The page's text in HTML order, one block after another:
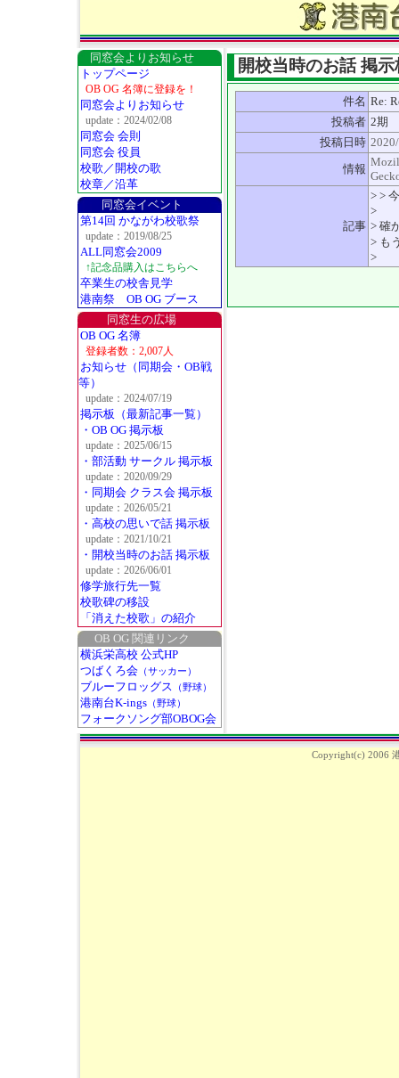
同窓会よりお知らせ
トップページ
OB OG 名簿に登録を！
同窓会よりお知らせ
update：2024/02/08
同窓会 会則
同窓会 役員
校歌／開校の歌
校章／沿革
同窓会イベント
第14回 かながわ校歌祭
update：2019/08/25
ALL同窓会2009
↑記念品購入はこちらへ
卒業生の校舎見学
港南祭 OB OG ブース
同窓生の広場
OB OG 名簿
登録者数：2,007人
お知らせ（同期会・OB戦
等）
update：2024/07/19
掲示板（最新記事一覧）
・OB OG 掲示板
update：2025/06/15
・部活動 サークル 掲示板
update：2020/09/29
・同期会 クラス会 掲示板
update：2026/05/21
・高校の思いで話 掲示板
update：2021/10/21
・開校当時のお話 掲示板
update：2026/06/01
修学旅行先一覧
校歌碑の移設
「消えた校歌」の紹介
OB OG 関連リンク
横浜栄高校 公式HP
つばくろ会 （サッカー）
ブルーフロッグス （野球）
港南台K-ings （野球）
フォークソング部OBOG会
開校当時のお話 掲
件名 Re:
投稿者 2期
投稿日時
情報
記事
> >
>
> 確
> も
>
Copyright(c) 2006